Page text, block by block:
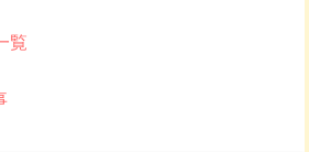
覧